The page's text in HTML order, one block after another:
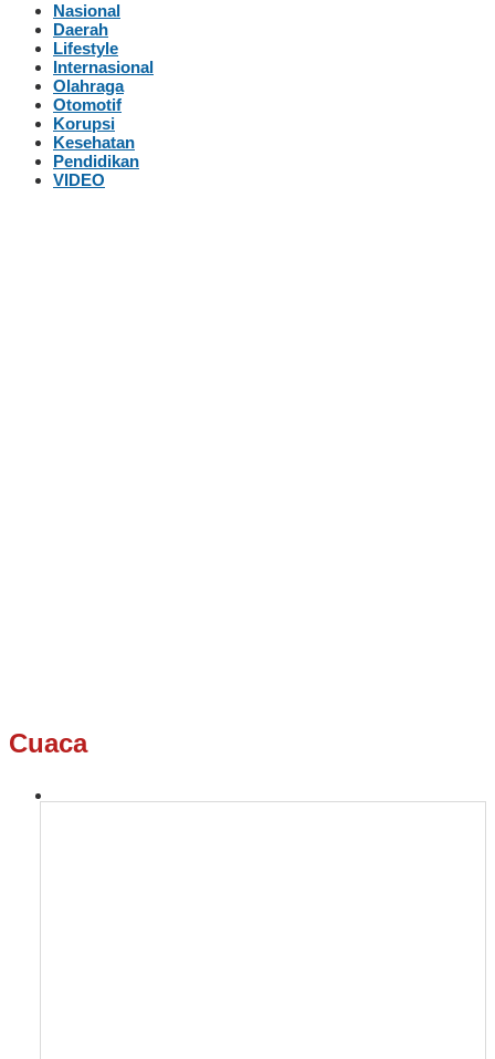
Nasional
Daerah
Lifestyle
Internasional
Olahraga
Otomotif
Korupsi
Kesehatan
Pendidikan
VIDEO
Cuaca